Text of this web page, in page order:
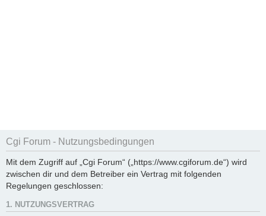
Cgi Forum - Nutzungsbedingungen
Mit dem Zugriff auf „Cgi Forum“ („https://www.cgiforum.de“) wird
zwischen dir und dem Betreiber ein Vertrag mit folgenden
Regelungen geschlossen:
1. NUTZUNGSVERTRAG